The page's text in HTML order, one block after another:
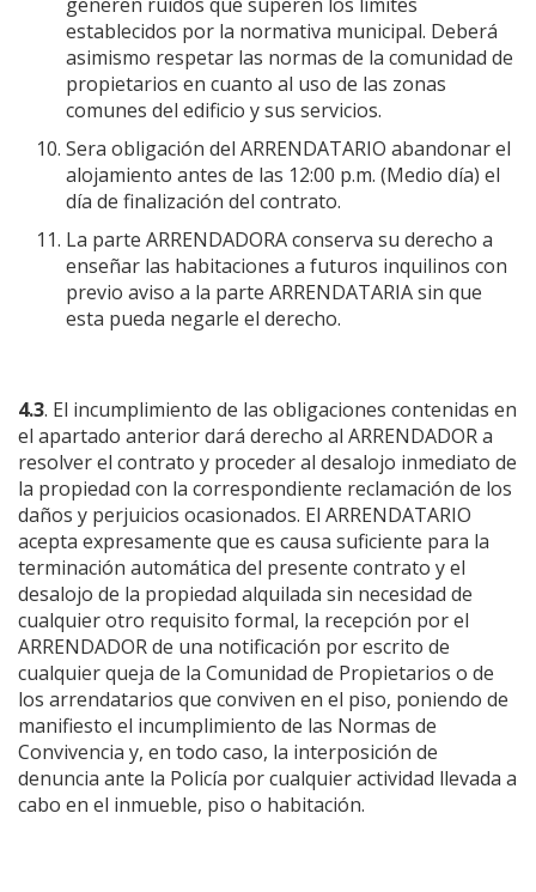
establecidos por la normativa municipal. Deberá
asimismo respetar las normas de la comunidad de
propietarios en cuanto al uso de las zonas
comunes del edificio y sus servicios.
Sera obligación del ARRENDATARIO abandonar el
alojamiento antes de las 12:00 p.m. (Medio día) el
día de finalización del contrato.
La parte ARRENDADORA conserva su derecho a
enseñar las habitaciones a futuros inquilinos con
previo aviso a la parte ARRENDATARIA sin que
esta pueda negarle el derecho.
4.3. El incumplimiento de las obligaciones contenidas en
el apartado anterior dará derecho al ARRENDADOR a
resolver el contrato y proceder al desalojo inmediato de
la propiedad con la correspondiente reclamación de los
daños y perjuicios ocasionados. El ARRENDATARIO
acepta expresamente que es causa suficiente para la
terminación automática del presente contrato y el
desalojo de la propiedad alquilada sin necesidad de
cualquier otro requisito formal, la recepción por el
ARRENDADOR de una notificación por escrito de
cualquier queja de la Comunidad de Propietarios o de
los arrendatarios que conviven en el piso, poniendo de
manifiesto el incumplimiento de las Normas de
Convivencia y, en todo caso, la interposición de
denuncia ante la Policía por cualquier actividad llevada a
cabo en el inmueble, piso o habitación.